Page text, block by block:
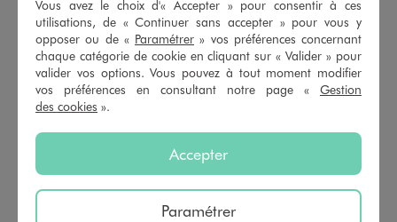
5/5 de moyenne
(12 avis)
-50% sur le 2ème produit d'été
Vous avez le choix d'« Accepter » pour consentir à ces
utilisations, de « Continuer sans accepter » pour vous y
opposer ou de « Paramétrer » vos préférences concernant
chaque catégorie de cookie en cliquant sur « Valider » pour
valider vos options. Vous pouvez à tout moment modifier
vos préférences en consultant notre page « Gestion
des cookies ».
Accepter
Paramétrer